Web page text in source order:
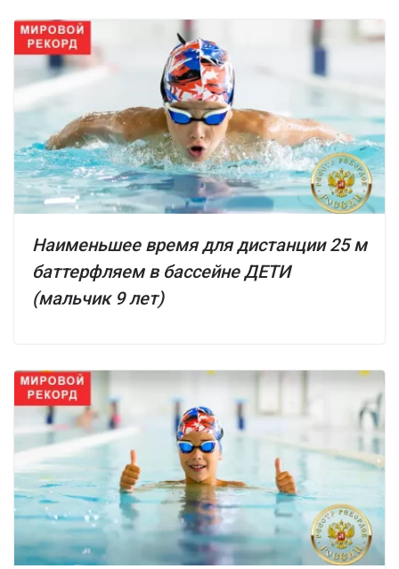
Наименьшее время для дистанции 25 м
баттерфляем в бассейне ДЕТИ
(мальчик 9 лет)